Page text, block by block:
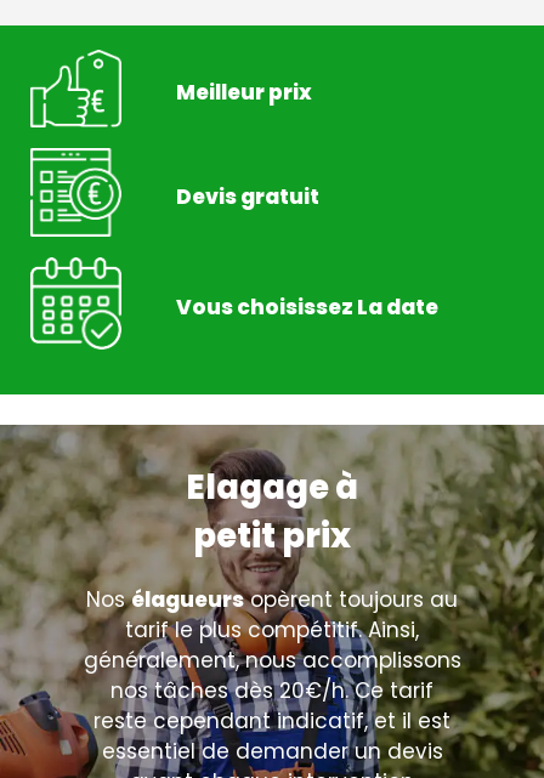
Meilleur prix
Devis gratuit
Vous choisissez La date
Elagage à
petit prix
Nosélagueursopèrent toujours au
tarif le plus compétitif. Ainsi,
généralement, nous accomplissons
nos tâches dès 20€/h. Ce tarif
reste cependant indicatif, et il est
essentiel de demander un devis